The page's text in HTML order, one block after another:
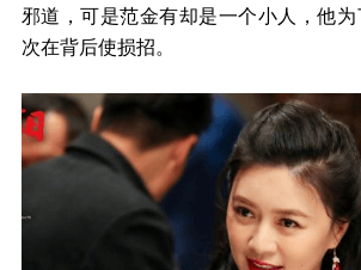
邪道，可是范金有却是一个小人，他
次在背后使损招。